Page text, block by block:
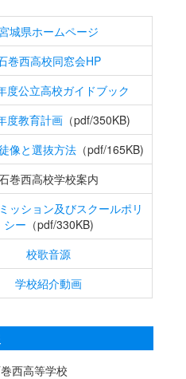
城県ホームページ
巻西高校同窓会HP
度公立高校ガイドブック
度教育計画（pdf/350KB)
像と選抜方法（pdf/165KB)
巻西高校学校案内
ッション及びスクールポリ
シー （pdf/330KB)
校歌音源
学校紹介動画
西高等学校